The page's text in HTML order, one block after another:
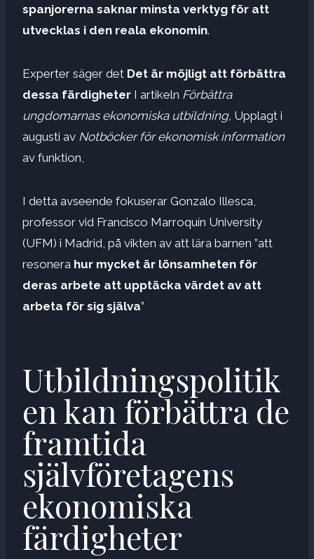
spanjorerna saknar minsta verktyg för att
utvecklas i den reala ekonomin.
Experter säger det Det är möjligt att förbättra
dessa färdigheter I artikeln Förbättra
ungdomarnas ekonomiska utbildning, Upplagt i
augusti av Notböcker för ekonomisk information
av funktion,
I detta avseende fokuserar Gonzalo Illesca,
professor vid Francisco Marroquín University
(UFM) i Madrid, på vikten av att lära barnen ”att
resonera hur mycket är lönsamheten för
deras arbete att upptäcka värdet av att
arbeta för sig själva”
Utbildningspolitik
en kan förbättra de
framtida
självföretagens
ekonomiska
färdigheter